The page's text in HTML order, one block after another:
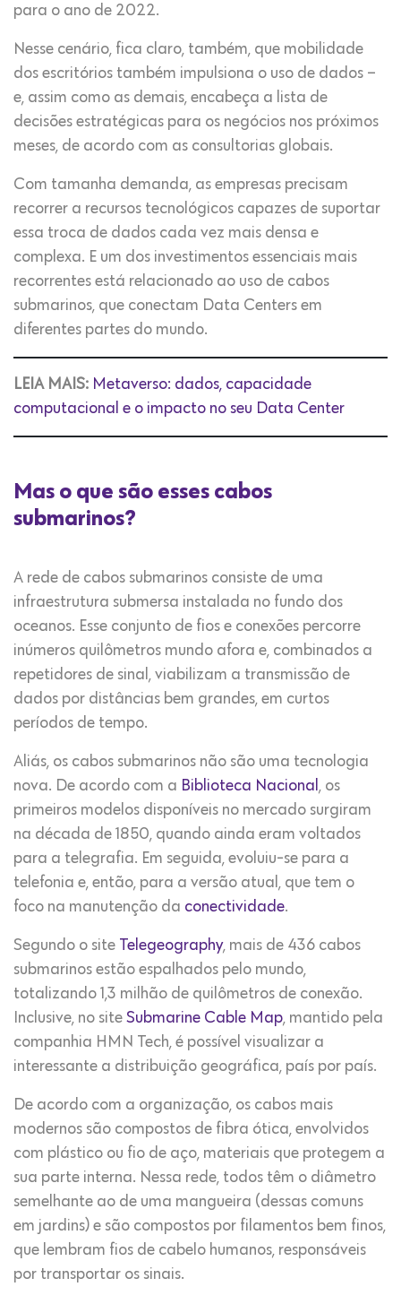
para o ano de 2022.
Nesse cenário, fica claro, também, que mobilidade
dos escritórios também impulsiona o uso de dados –
e, assim como as demais, encabeça a lista de
decisões estratégicas para os negócios nos próximos
meses, de acordo com as consultorias globais.
Com tamanha demanda, as empresas precisam
recorrer a recursos tecnológicos capazes de suportar
essa troca de dados cada vez mais densa e
complexa. E um dos investimentos essenciais mais
recorrentes está relacionado ao uso de cabos
submarinos, que conectam Data Centers em
diferentes partes do mundo.
LEIA MAIS: Metaverso: dados, capacidade
computacional e o impacto no seu Data Center
Mas o que são esses cabos
submarinos?
A rede de cabos submarinos consiste de uma
infraestrutura submersa instalada no fundo dos
oceanos. Esse conjunto de fios e conexões percorre
inúmeros quilômetros mundo afora e, combinados a
repetidores de sinal, viabilizam a transmissão de
dados por distâncias bem grandes, em curtos
períodos de tempo.
Aliás, os cabos submarinos não são uma tecnologia
nova. De acordo com a Biblioteca Nacional , os
primeiros modelos disponíveis no mercado surgiram
na década de 1850, quando ainda eram voltados
para a telegrafia. Em seguida, evoluiu-se para a
telefonia e, então, para a versão atual, que tem o
foco na manutenção da conectividade.
Segundo o site Telegeography, mais de 436 cabos
submarinos estão espalhados pelo mundo,
totalizando 1,3 milhão de quilômetros de conexão.
Inclusive, no site Submarine Cable Map, mantido pela
companhia HMN Tech, é possível visualizar a
interessante a distribuição geográfica, país por país.
De acordo com a organização, os cabos mais
modernos são compostos de fibra ótica, envolvidos
com plástico ou fio de aço, materiais que protegem a
sua parte interna. Nessa rede, todos têm o diâmetro
semelhante ao de uma mangueira (dessas comuns
em jardins) e são compostos por filamentos bem finos,
que lembram fios de cabelo humanos, responsáveis
por transportar os sinais.